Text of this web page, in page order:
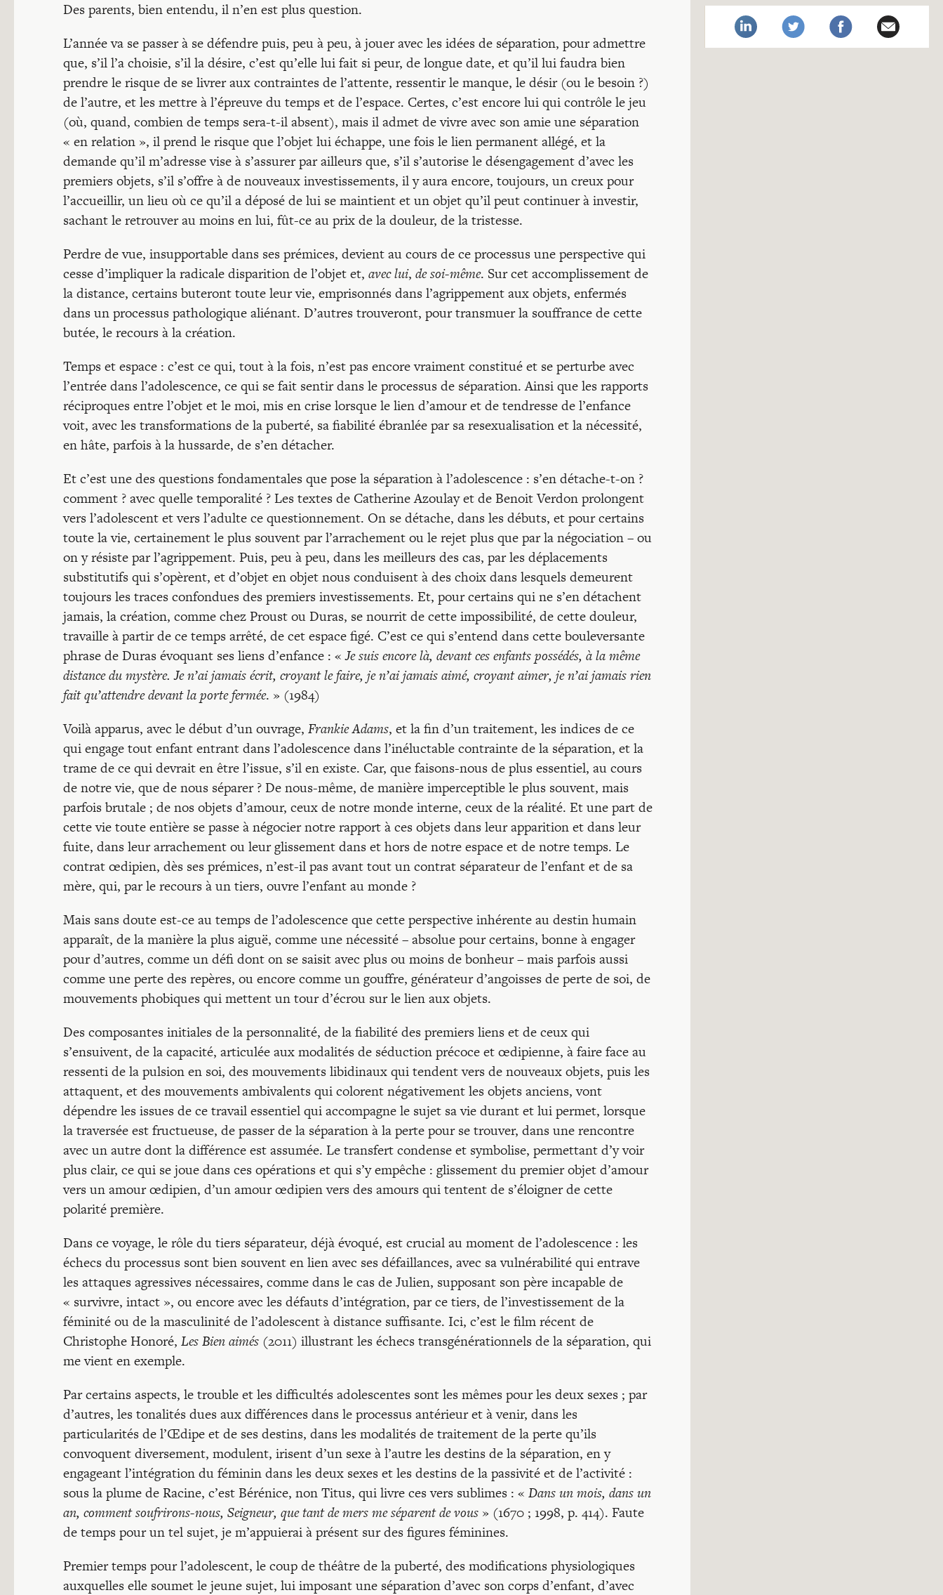
Des parents, bien entendu, il n’en est plus question.
L’année va se passer à se défendre puis, peu à peu, à jouer avec les idées de séparation, pour admettre
que, s’il l’a choisie, s’il la désire, c’est qu’elle lui fait si peur, de longue date, et qu’il lui faudra bien
prendre le risque de se livrer aux contraintes de l’attente, ressentir le manque, le désir (ou le besoin ?)
de l’autre, et les mettre à l’épreuve du temps et de l’espace. Certes, c’est encore lui qui contrôle le jeu
(où, quand, combien de temps sera-t-il absent), mais il admet de vivre avec son amie une séparation
« en relation », il prend le risque que l’objet lui échappe, une fois le lien permanent allégé, et la
demande qu’il m’adresse vise à s’assurer par ailleurs que, s’il s’autorise le désengagement d’avec les
premiers objets, s’il s’offre à de nouveaux investissements, il y aura encore, toujours, un creux pour
l’accueillir, un lieu où ce qu’il a déposé de lui se maintient et un objet qu’il peut continuer à investir,
sachant le retrouver au moins en lui, fût-ce au prix de la douleur, de la tristesse.
Perdre de vue, insupportable dans ses prémices, devient au cours de ce processus une perspective qui
cesse d’impliquer la radicale disparition de l’objet et, avec lui, de soi-même. Sur cet accomplissement de
la distance, certains buteront toute leur vie, emprisonnés dans l’agrippement aux objets, enfermés
dans un processus pathologique aliénant. D’autres trouveront, pour transmuer la souffrance de cette
butée, le recours à la création.
Temps et espace : c’est ce qui, tout à la fois, n’est pas encore vraiment constitué et se perturbe avec
l’entrée dans l’adolescence, ce qui se fait sentir dans le processus de séparation. Ainsi que les rapports
réciproques entre l’objet et le moi, mis en crise lorsque le lien d’amour et de tendresse de l’enfance
voit, avec les transformations de la puberté, sa fiabilité ébranlée par sa resexualisation et la nécessité,
en hâte, parfois à la hussarde, de s’en détacher.
Et c’est une des questions fondamentales que pose la séparation à l’adolescence : s’en détache-t-on ?
comment ? avec quelle temporalité ? Les textes de Catherine Azoulay et de Benoit Verdon prolongent
vers l’adolescent et vers l’adulte ce questionnement. On se détache, dans les débuts, et pour certains
toute la vie, certainement le plus souvent par l’arrachement ou le rejet plus que par la négociation – ou
on y résiste par l’agrippement. Puis, peu à peu, dans les meilleurs des cas, par les déplacements
substitutifs qui s’opèrent, et d’objet en objet nous conduisent à des choix dans lesquels demeurent
toujours les traces confondues des premiers investissements. Et, pour certains qui ne s’en détachent
jamais, la création, comme chez Proust ou Duras, se nourrit de cette impossibilité, de cette douleur,
travaille à partir de ce temps arrêté, de cet espace figé. C’est ce qui s’entend dans cette bouleversante
phrase de Duras évoquant ses liens d’enfance : «Je suis encore là, devant ces enfants possédés, à la même
distance du mystère. Je n’ai jamais écrit, croyant le faire, je n’ai jamais aimé, croyant aimer, je n’ai jamais rien
fait qu’attendre devant la porte fermée. » (1984)
Voilà apparus, avec le début d’un ouvrage, Frankie Adams, et la fin d’un traitement, les indices de ce
qui engage tout enfant entrant dans l’adolescence dans l’inéluctable contrainte de la séparation, et la
trame de ce qui devrait en être l’issue, s’il en existe. Car, que faisons-nous de plus essentiel, au cours
de notre vie, que de nous séparer ? De nous-même, de manière imperceptible le plus souvent, mais
parfois brutale ; de nos objets d’amour, ceux de notre monde interne, ceux de la réalité. Et une part de
cette vie toute entière se passe à négocier notre rapport à ces objets dans leur apparition et dans leur
fuite, dans leur arrachement ou leur glissement dans et hors de notre espace et de notre temps. Le
contrat œdipien, dès ses prémices, n’est-il pas avant tout un contrat séparateur de l’enfant et de sa
mère, qui, par le recours à un tiers, ouvre l’enfant au monde ?
Mais sans doute est-ce au temps de l’adolescence que cette perspective inhérente au destin humain
apparaît, de la manière la plus aiguë, comme une nécessité – absolue pour certains, bonne à engager
pour d’autres, comme un défi dont on se saisit avec plus ou moins de bonheur – mais parfois aussi
comme une perte des repères, ou encore comme un gouffre, générateur d’angoisses de perte de soi, de
mouvements phobiques qui mettent un tour d’écrou sur le lien aux objets.
Des composantes initiales de la personnalité, de la fiabilité des premiers liens et de ceux qui
s’ensuivent, de la capacité, articulée aux modalités de séduction précoce et œdipienne, à faire face au
ressenti de la pulsion en soi, des mouvements libidinaux qui tendent vers de nouveaux objets, puis les
attaquent, et des mouvements ambivalents qui colorent négativement les objets anciens, vont
dépendre les issues de ce travail essentiel qui accompagne le sujet sa vie durant et lui permet, lorsque
la traversée est fructueuse, de passer de la séparation à la perte pour se trouver, dans une rencontre
avec un autre dont la différence est assumée. Le transfert condense et symbolise, permettant d’y voir
plus clair, ce qui se joue dans ces opérations et qui s’y empêche : glissement du premier objet d’amour
vers un amour œdipien, d’un amour œdipien vers des amours qui tentent de s’éloigner de cette
polarité première.
Dans ce voyage, le rôle du tiers séparateur, déjà évoqué, est crucial au moment de l’adolescence : les
échecs du processus sont bien souvent en lien avec ses défaillances, avec sa vulnérabilité qui entrave
les attaques agressives nécessaires, comme dans le cas de Julien, supposant son père incapable de
« survivre, intact », ou encore avec les défauts d’intégration, par ce tiers, de l’investissement de la
féminité ou de la masculinité de l’adolescent à distance suffisante. Ici, c’est le film récent de
Christophe Honoré, Les Bien aimés (2011) illustrant les échecs transgénérationnels de la séparation, qui
me vient en exemple.
Par certains aspects, le trouble et les difficultés adolescentes sont les mêmes pour les deux sexes ; par
d’autres, les tonalités dues aux différences dans le processus antérieur et à venir, dans les
particularités de l’Œdipe et de ses destins, dans les modalités de traitement de la perte qu’ils
convoquent diversement, modulent, irisent d’un sexe à l’autre les destins de la séparation, en y
engageant l’intégration du féminin dans les deux sexes et les destins de la passivité et de l’activité :
sous la plume de Racine, c’est Bérénice, non Titus, qui livre ces vers sublimes : « Dans un mois, dans un
an, comment soufrirons-nous, Seigneur, que tant de mers me séparent de vous » (1670 ; 1998, p. 414). Faute
de temps pour un tel sujet, je m’appuierai à présent sur des figures féminines.
Premier temps pour l’adolescent, le coup de théâtre de la puberté, des modifications physiologiques
auxquelles elle soumet le jeune sujet, lui imposant une séparation d’avec son corps d’enfant, d’avec